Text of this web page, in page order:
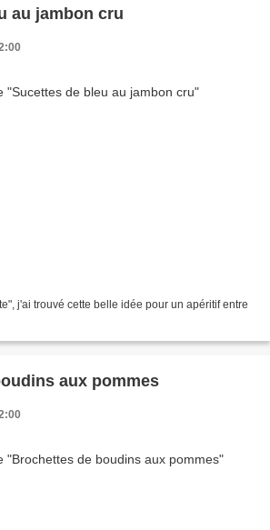
au jambon cru
j'ai trouvé cette belle idée pour un apéritif entre
aux pommes